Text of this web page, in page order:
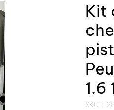
Kit
1.6
SKU :